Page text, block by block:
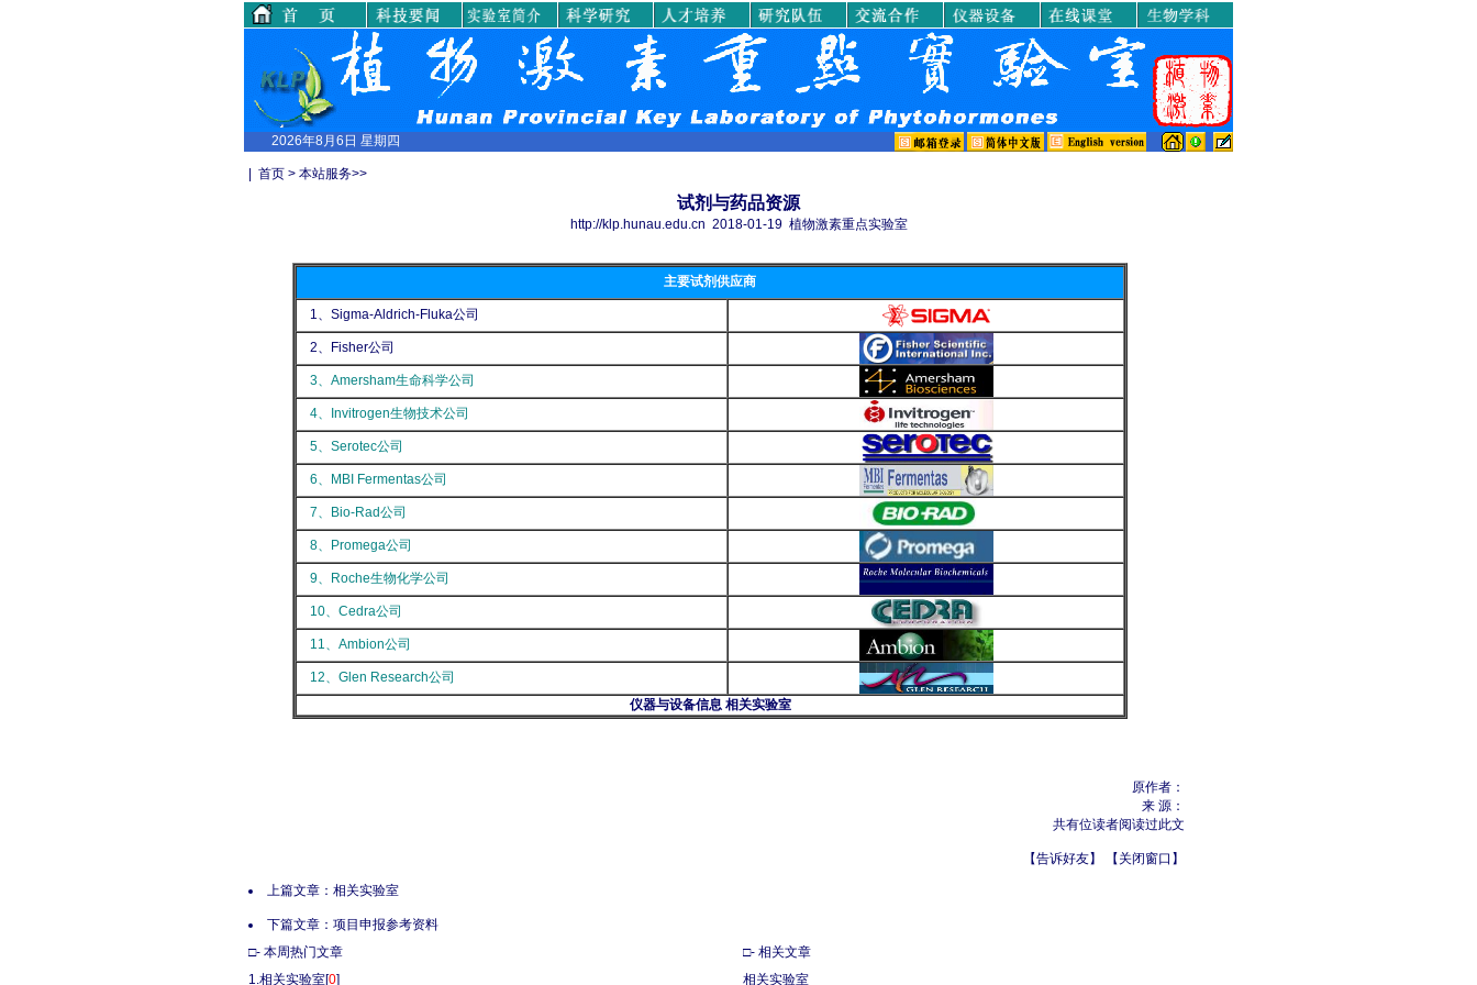
2026年8月6日 星期四
首页 > 本站服务>>
试剂与药品资源
http://klp.hunau.edu.cn 2018-01-19 植物激素重点实验室
主要试剂供应商
1、Sigma-Aldrich-Fluka公司
2、Fisher公司
3、Amersham生命科学公司
4、Invitrogen生物技术公司
5、Serotec公司
6、MBI Fermentas公司
7、Bio-Rad公司
8、Promega公司
9、Roche生物化学公司
10、Cedra公司
11、Ambion公司
12、Glen Research公司
仪器与设备信息 相关实验室
原作者：
来 源：
共有位读者阅读过此文
【告诉好友】 【 关闭窗口 】
上篇文章： 相关实验室
下篇文章： 项目申报参考资料
□- 本周热门文章
□- 相关文章
1.相关实验室[0] 相关实验室